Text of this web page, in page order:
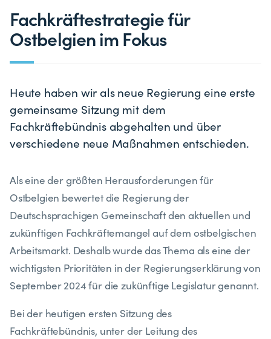
Fachkräftestrategie für
Ostbelgien im Fokus
Heute haben wir als neue Regierung eine erste
gemeinsame Sitzung mit dem
Fachkräftebündnis abgehalten und über
verschiedene neue Maßnahmen entschieden.
Als eine der größten Herausforderungen für
Ostbelgien bewertet die Regierung der
Deutschsprachigen Gemeinschaft den aktuellen und
zukünftigen Fachkräftemangel auf dem ostbelgischen
Arbeitsmarkt. Deshalb wurde das Thema als eine der
wichtigsten Prioritäten in der Regierungserklärung von
September 2024 für die zukünftige Legislatur genannt.
Bei der heutigen ersten Sitzung des
Fachkräftebündnis, unter der Leitung des